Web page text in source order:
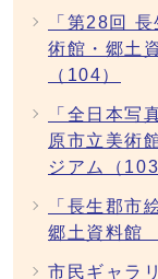
「第28回
術館・郷土
（104）
「全日本
原市立美術
ジアム（103
「長生郡市
郷土資料館
市民ギャラ